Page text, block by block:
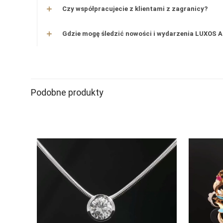
Czy współpracujecie z klientami z zagranicy?
Gdzie mogę śledzić nowości i wydarzenia LUXOS
Podobne produkty